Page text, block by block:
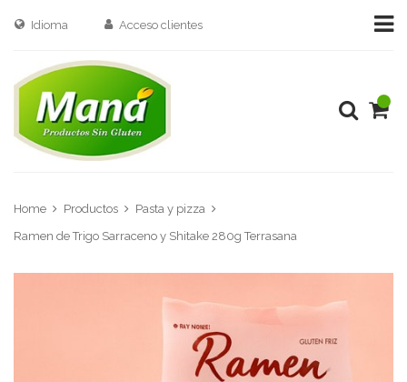
Idioma Acceso clientes
Home Productos
Pasta y pizza
Ramen de Trigo Sarraceno y Shitake 280g Terrasana